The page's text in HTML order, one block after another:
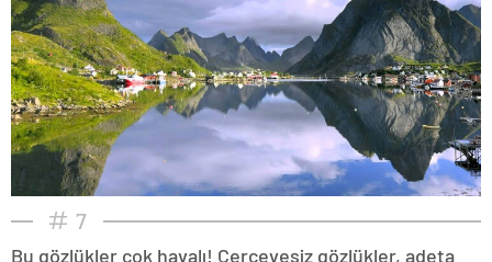
7
Bu gözlükler çok havalı! Çerçevesiz gözlükler, adeta